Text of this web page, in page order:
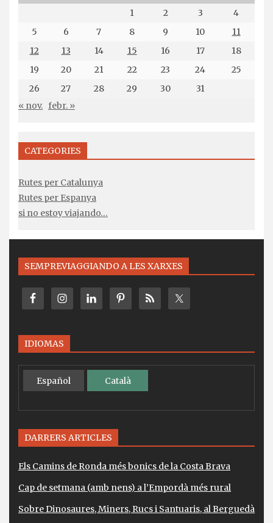
1
2 3
4
5
6 7 8 9 10
11
12
13 14 15 16 17
18
19
20 21 22 23 24
25
26
27 28 29 30
31
« nov. febr. »
CATEGORIES
Rutes per Catalunya
Rutes per Espanya
si no estoy viajando…
SEMPREVIAGGIANDO A LES XARXES
IDIOMAS
Español Català
DARRERS ARTICLES
Els Camins de Ronda més bonics de la Costa Brava
Cap de setmana (amb nens) a l’Empordà més rural
Sobre Dinosaures, Miners, Rucs i Santuaris, al Berguedà